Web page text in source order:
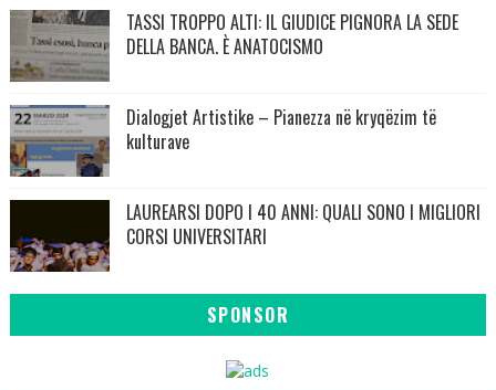
TASSI TROPPO ALTI: IL GIUDICE PIGNORA LA SEDE
DELLA BANCA. È ANATOCISMO
Dialogjet Artistike – Pianezza në kryqëzim të
kulturave
LAUREARSI DOPO I 40 ANNI: QUALI SONO I MIGLIORI
CORSI UNIVERSITARI
SPONSOR